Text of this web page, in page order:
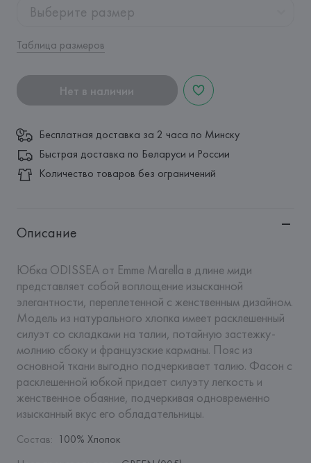
Выберите размер
Таблица размеров
Нет в наличии
Бесплатная доставка за 2 часа по Минску
Быстрая доставка по Беларуси и России
Количество товаров без ограничений
Описание
Юбка ODISSEA от Emme Marella в длине миди
представляет собой воплощение изысканной
элегантности, переплетенной с женственным дизайном.
Модель из натурального хлопка имеет расклешенный
силуэт со складками на талии, потайную застежку-
молнию сбоку и французские карманы. Пояс из
основной ткани выгодно подчеркивает талию. Фасон с
расклешенной юбкой придает силуэту легкость и
женственное обаяние, подчеркивая одновременно
изысканный вкус его обладательницы.
Состав: 100% Хлопок